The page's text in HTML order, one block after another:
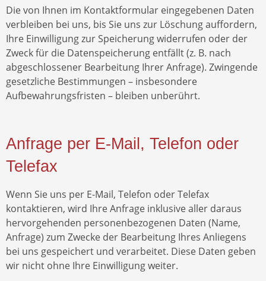
Die von Ihnen im Kontaktformular eingegebenen Daten
verbleiben bei uns, bis Sie uns zur Löschung auffordern,
Ihre Einwilligung zur Speicherung widerrufen oder der
Zweck für die Datenspeicherung entfällt (z. B. nach
abgeschlossener Bearbeitung Ihrer Anfrage). Zwingende
gesetzliche Bestimmungen – insbesondere
Aufbewahrungsfristen – bleiben unberührt.
Anfrage per E-Mail, Telefon oder
Telefax
Wenn Sie uns per E-Mail, Telefon oder Telefax
kontaktieren, wird Ihre Anfrage inklusive aller daraus
hervorgehenden personenbezogenen Daten (Name,
Anfrage) zum Zwecke der Bearbeitung Ihres Anliegens
bei uns gespeichert und verarbeitet. Diese Daten geben
wir nicht ohne Ihre Einwilligung weiter.